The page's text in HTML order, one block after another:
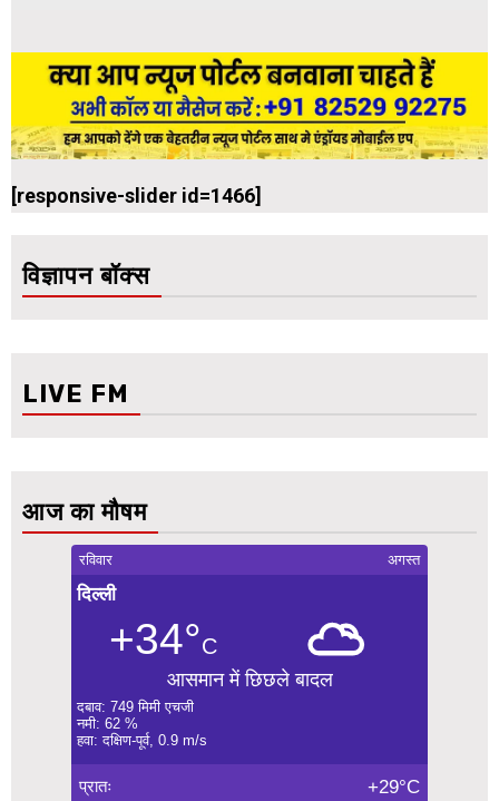
[responsive-slider id=1466]
विज्ञापन बॉक्स
LIVE FM
आज का मौषम
रविवार अगस्त
दिल्ली
+34°C
आसमान में छिछले बादल
दबाव: 749 मिमी एचजी
नमी: 62 %
हवा: दक्षिण-पूर्व, 0.9 m/s
प्रातः +29°C